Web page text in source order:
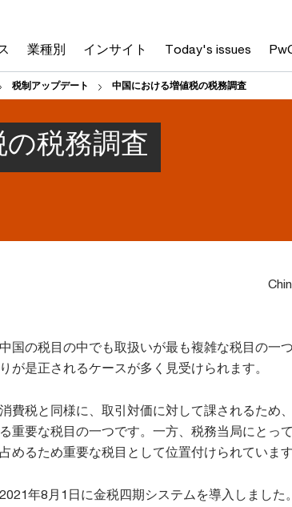
業種別 インサイト Today's issues
税制アップデート 中国における増値税の税務調査
税務調査
国の税目の中でも取扱いが最も複雑な税目の一
が是正されるケースが多く見受けられます。
費税と同様に、取引対価に対して課されるため
重要な税目の一つです。一方、税務当局にとっ
めるため重要な税目として位置付けられています
年8月1日に金税四期システムを導入しました